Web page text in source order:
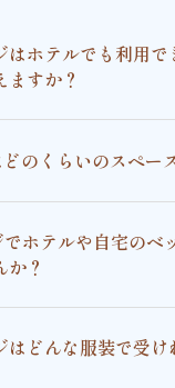
はホテルでも利用
ますか？
のくらいのスペー
ホテルや自宅のベ
？
はどんな服装で受け